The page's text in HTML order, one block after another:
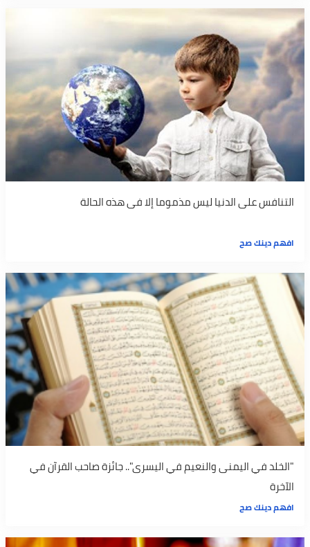
التنافس على الدنيا ليس مذموما إلا فى هذه الحالة
افهم دينك صح
"الخلد في اليمنى والنعيم في اليسرى".. جائزة صاحب القرآن في
الآخرة
افهم دينك صح